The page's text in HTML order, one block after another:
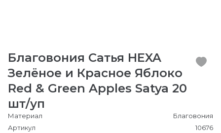
Благовония Сатья HEXA
Зелёное и Красное Яблоко
Red & Green Apples Satya 20
шт/уп
Материал
Благовония
Артикул
10676